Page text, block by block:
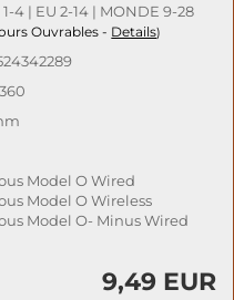
1-4 | EU 2-14 | MONDE 9-28
Ouvrables - Details)
Model O Wired
Model O Wireless
Model O- Minus Wired
9,49 EUR